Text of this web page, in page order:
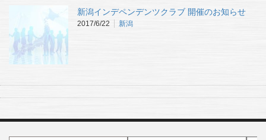
新潟インデペンデンツクラブ 開催のお知らせ
2017/6/22 新潟